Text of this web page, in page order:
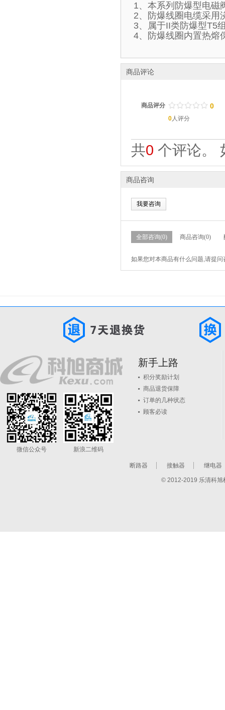
1、本系列防爆型电磁
2、防爆线圈电缆采用
3、属于II类防爆型T5
4、防爆线圈内置热熔
商品评论
商品评分 / / / / /
. . . . . 0
0人评分
共0 个评论。
商品咨询
我要咨询
全部咨询(0) 商品咨询(0)
如果您对本商品有什么问题,请提问
微信公众号 新浪二维码
新手上路
积分奖励计划
商品退货保障
订单的几种状态
顾客必读
断路器 接触器 继电器
© 2012-2019 乐清科旭